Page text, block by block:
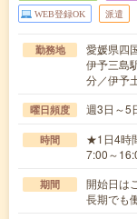
WEB登録OK 派遣
勤務地
愛媛県四
伊予三島
分／伊予
曜日頻度 週3日～
時間
★1日4時
7:00～
期間
開始日は
長期でも